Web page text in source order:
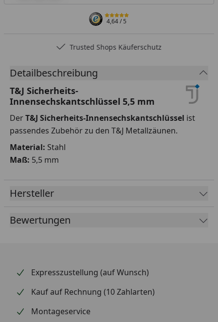
4,64/ 5
Trusted Shops Käuferschutz
Detailbeschreibung
T&J Sicherheits-
Innensechskantschlüssel 5,5 mm
DerT&J Sicherheits-Innensechskantschlüssel ist
passendes Zubehör zu den T&J Metallzäunen.
Material: Stahl
Maß: 5,5 mm
Hersteller
Bewertungen
Expresszustellung (auf Wunsch)
Kauf auf Rechnung (10 Zahlarten)
Montageservice